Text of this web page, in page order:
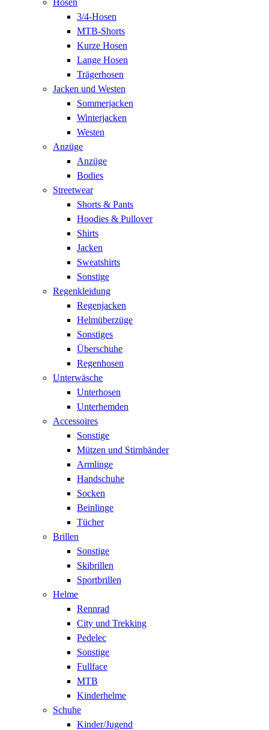
3/4-Hosen
MTB-Shorts
Kurze Hosen
Lange Hosen
Trägerhosen
Jacken und Westen
Sommerjacken
Winterjacken
Westen
Anzüge
Anzüge
Bodies
Streetwear
Shorts & Pants
Hoodies & Pullover
Shirts
Jacken
Sweatshirts
Sonstige
Regenkleidung
Regenjacken
Helmüberzüge
Sonstiges
Überschuhe
Regenhosen
Unterwäsche
Unterhosen
Unterhemden
Accessoires
Sonstige
Mützen und Stirnbänder
Armlinge
Handschuhe
Socken
Beinlinge
Tücher
Brillen
Sonstige
Skibrillen
Sportbrillen
Helme
Rennrad
City und Trekking
Pedelec
Sonstige
Fullface
MTB
Kinderhelme
Schuhe
Kinder/Jugend